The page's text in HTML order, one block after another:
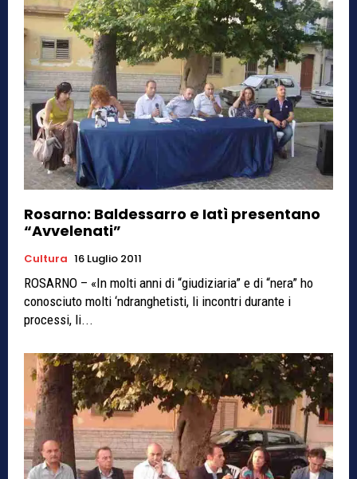
Rosarno: Baldessarro e Iatì presentano
“Avvelenati”
Cultura 16 Luglio 2011
ROSARNO – «In molti anni di “giudiziaria” e di “nera” ho
conosciuto molti ‘ndranghetisti, li incontri durante i
processi, li...